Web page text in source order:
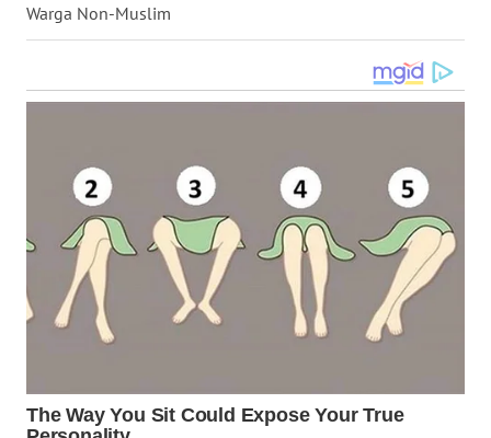
Warga Non-Muslim
WN
KALSEL
WN
WN
SULSEL
WN
GORONTALO
WN